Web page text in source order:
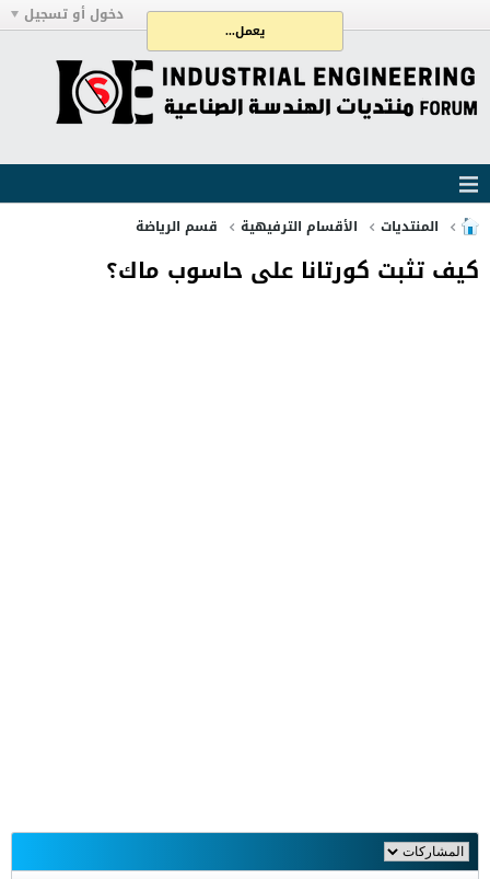
دخول أو تسجيل
المنتديات الأقسام الترفيهية قسم الرياضة
كيف تثبت كورتانا على حاسوب ماك؟
يعمل...